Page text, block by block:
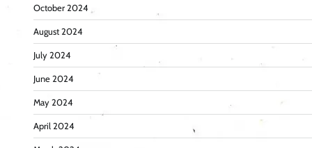
October 2024
August 2024
July 2024
June 2024
May 2024
April 2024